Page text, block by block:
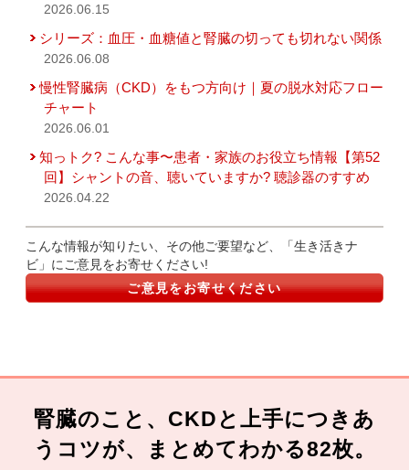
2026.06.15
シリーズ：血圧・血糖値と腎臓の切っても切れない関係
2026.06.08
慢性腎臓病（CKD）をもつ方向け｜夏の脱水対応フロー
チャート
2026.06.01
知っトク? こんな事〜患者・家族のお役立ち情報【第52
回】シャントの音、聴いていますか? 聴診器のすすめ
2026.04.22
こんな情報が知りたい、その他ご要望など、「生き活きナ
ビ」にご意見をお寄せください!
ご意見をお寄せください
腎臓のこと、CKDと上手につきあ
うコツが、まとめてわかる82枚。